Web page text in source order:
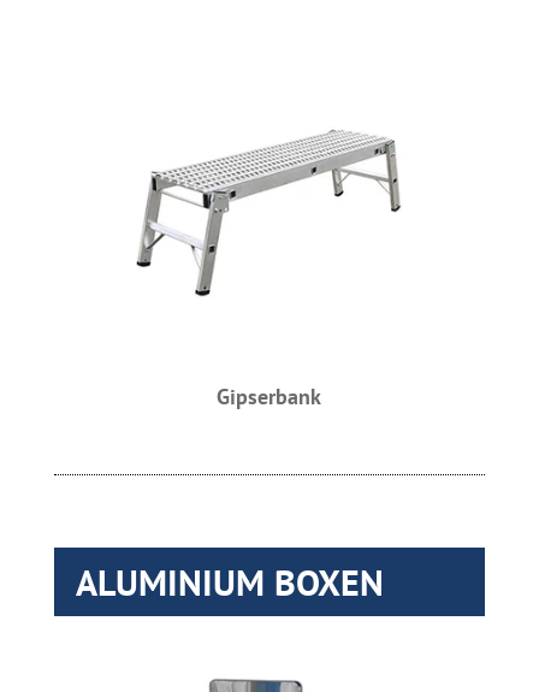
Gipserbank
ALUMINIUM BOXEN